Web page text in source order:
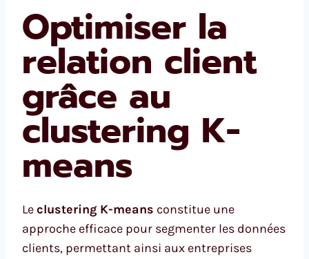
Optimiser la
relation client
grâce au
clustering K-
means
Leclustering K-means constitue une
approche efficace pour segmenter les données
clients, permettant ainsi aux entreprises